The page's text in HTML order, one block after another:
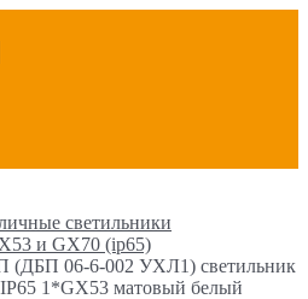
светильники
и GX70 (ip65)
(ДБП 06-6-002 УХЛ1) светильник
1*GX53 матовый белый